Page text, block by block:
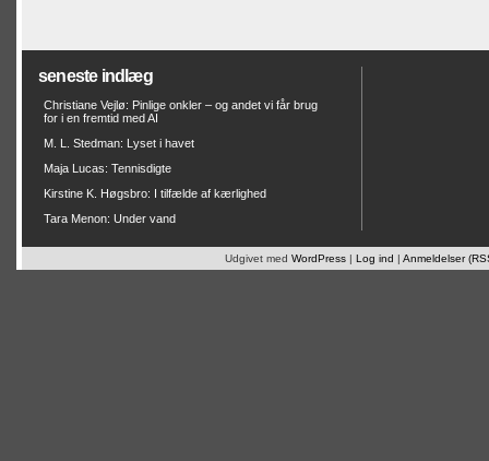
seneste indlæg
Christiane Vejlø: Pinlige onkler – og andet vi får brug
for i en fremtid med AI
M. L. Stedman: Lyset i havet
Maja Lucas: Tennisdigte
Kirstine K. Høgsbro: I tilfælde af kærlighed
Tara Menon: Under vand
Udgivet med WordPress | Log ind | Anmeldelser